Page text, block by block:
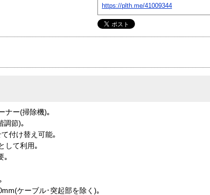
https://plth.me/41009344
ナー(掃除機)｡
調節)｡
付け替え可能｡
して利用｡
｡
ケーブル･突起部を除く)｡